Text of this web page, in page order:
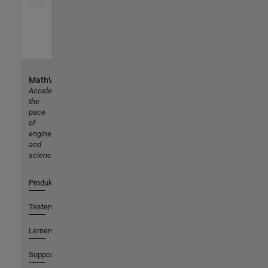
MathWorks
Accelerating
the
pace
of
engineering
and
science
Produkte
Testen oder Kaufen
Lernen
Support